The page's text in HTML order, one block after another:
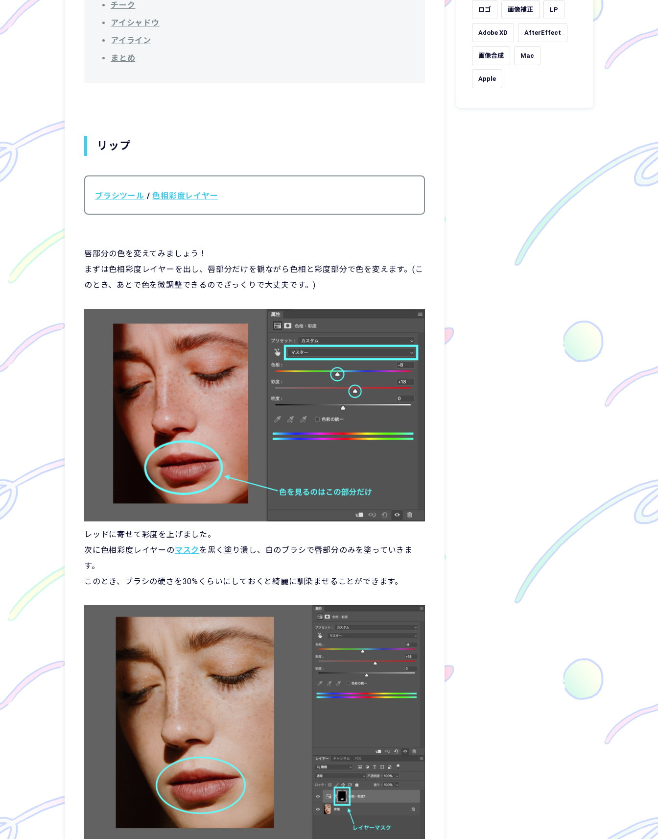
チーク
アイシャドウ
アイライン
まとめ
リップ
ブラシツール /色相彩度レイヤー
唇部分の色を変えてみましょう！
まずは色相彩度レイヤーを出し、唇部分だけを観ながら色相と彩度部分で色を変えます。(こ
のとき、あとで色を微調整できるのでざっくりで大丈夫です。)
レッドに寄せて彩度を上げました。
次に色相彩度レイヤーのマスクを黒く塗り潰し、白のブラシで唇部分のみを塗っていきま
す。
このとき、ブラシの硬さを30%くらいにしておくと綺麗に馴染ませることができます。
ロゴ 画像補正 LP
Adobe XD AfterEffect
画像合成 Mac
Apple